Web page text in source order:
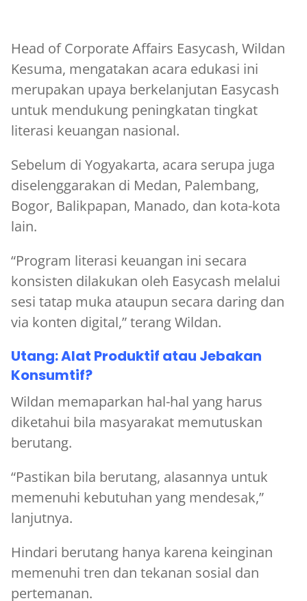
Head of Corporate Affairs Easycash, Wildan
Kesuma, mengatakan acara edukasi ini
merupakan upaya berkelanjutan Easycash
untuk mendukung peningkatan tingkat
literasi keuangan nasional.
Sebelum di Yogyakarta, acara serupa juga
diselenggarakan di Medan, Palembang,
Bogor, Balikpapan, Manado, dan kota-kota
lain.
“Program literasi keuangan ini secara
konsisten dilakukan oleh Easycash melalui
sesi tatap muka ataupun secara daring dan
via konten digital,” terang Wildan.
Utang: Alat Produktif atau Jebakan
Konsumtif?
Wildan memaparkan hal-hal yang harus
diketahui bila masyarakat memutuskan
berutang.
“Pastikan bila berutang, alasannya untuk
memenuhi kebutuhan yang mendesak,”
lanjutnya.
Hindari berutang hanya karena keinginan
memenuhi tren dan tekanan sosial dan
pertemanan.